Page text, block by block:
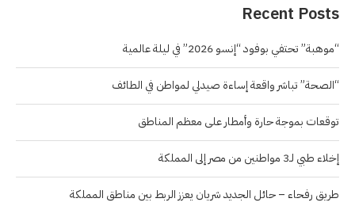
Recent Posts
“موهبة” تحتفي بوفود “إنسو 2026” في ليلة عالمية
“الصحة” تباشر واقعة إساءة صيدلي لمواطن في الطائف
توقعات بموجة حارة وأمطار على معظم المناطق
إخلاء طبي لـ3 مواطنين من مصر إلى المملكة
طريق رفحاء – حائل الجديد شريان يعزز الربط بين مناطق المملكة